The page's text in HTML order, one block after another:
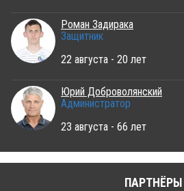
Роман Задирака
Защитник
22 августа - 20 лет
Юрий Доброволянский
Администратор
23 августа - 66 лет
ПАРТНЁРЫ